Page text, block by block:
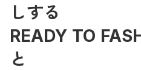
しする
READY TO
と